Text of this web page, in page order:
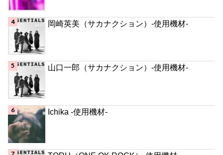
岡崎英美（サカナクション）-使用機材-
山口一郎（サカナクション）-使用機材-
Ichika -使用機材-